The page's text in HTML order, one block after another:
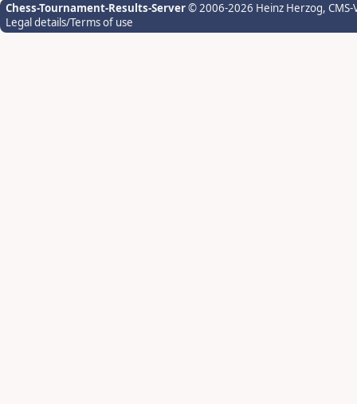
Chess-Tournament-Results-Server© 2006-2026 Heinz Herzog,
Legal details/Terms of use